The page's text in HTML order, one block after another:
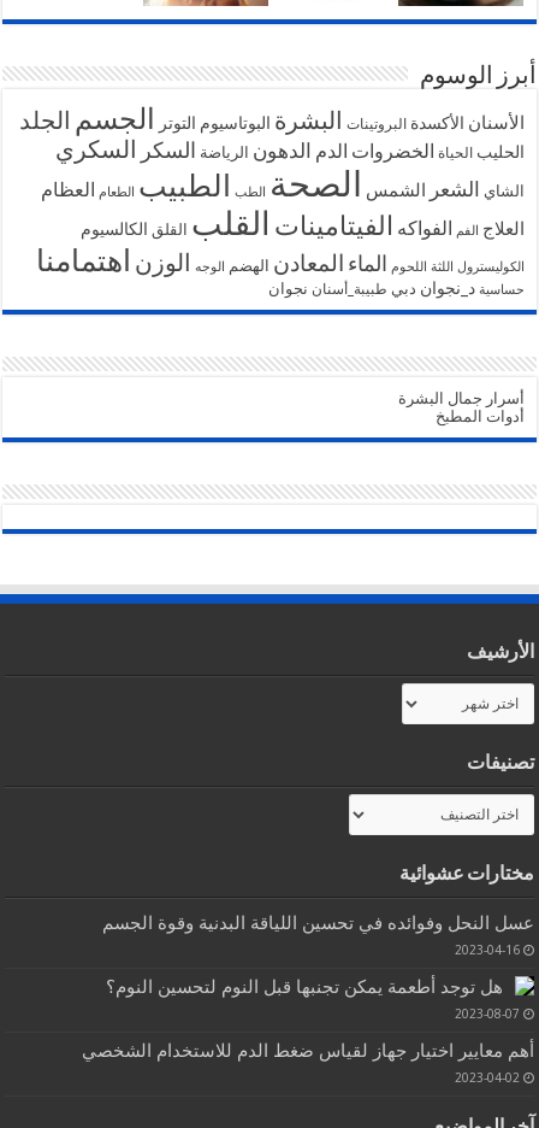
أبرز الوسوم
الأسنان الأكسدة البروتينات البشرة البوتاسيوم التوتر الجسم الجلد
الحليب الحياة الخضروات الدم الدهون الرياضة السكر السكري
الشاي الشعر الشمس الصحة الطب الطبيب الطعام
العظام
العلاج الفم الفواكه الفيتامينات القلب القلق الكالسيوم
الكوليسترول اللثة اللحوم الماء المعادن الهضم الوجه الوزن اهتمامنا
حساسية د_نجوان دبي طبيبة_أسنان نجوان
أسرار جمال البشرة
أدوات المطبخ
الأرشيف
الأرشيف
تصنيفات
تصنيفات
مختارات عشوائية
عسل النحل وفوائده في تحسين اللياقة البدنية وقوة الجسم
2023-04-16
هل توجد أطعمة يمكن تجنبها قبل النوم لتحسين النوم؟
2023-08-07
أهم معايير اختيار جهاز لقياس ضغط الدم للاستخدام الشخصي
2023-04-02